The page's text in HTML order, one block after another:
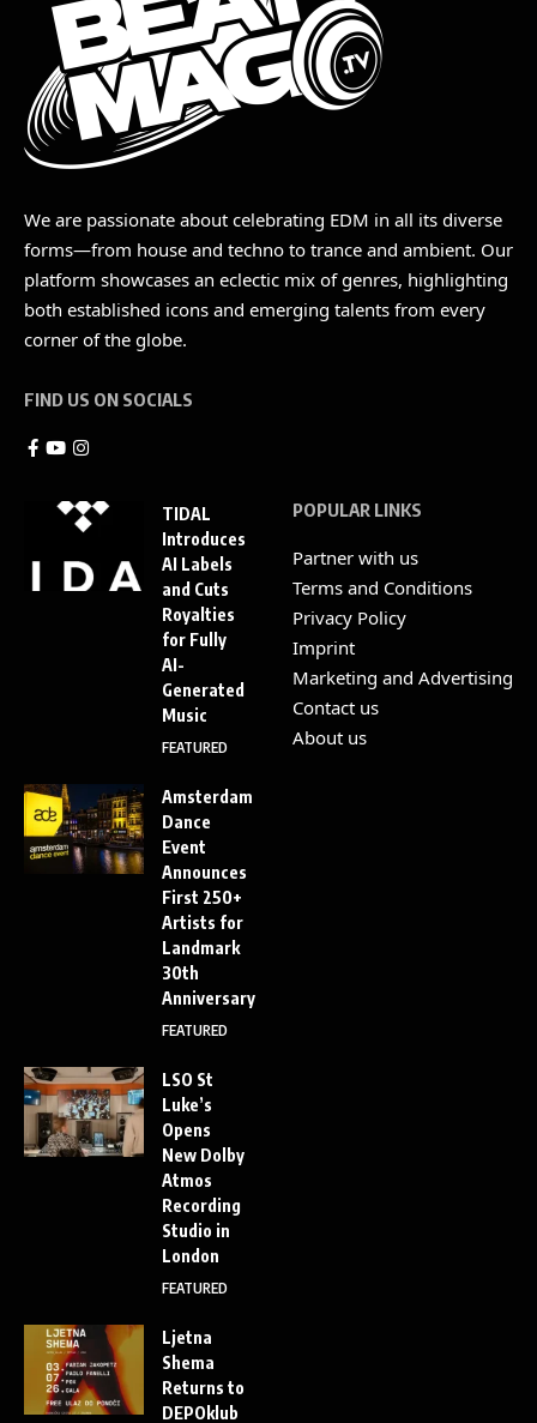
We are passionate about celebrating EDM in all its diverse
forms—from house and techno to trance and ambient. Our
platform showcases an eclectic mix of genres, highlighting
both established icons and emerging talents from every
corner of the globe.
FIND US ON SOCIALS
TIDAL
Introduces
AI Labels
and Cuts
Royalties
for Fully
AI-
Generated
Music
FEATURED
Amsterdam
Dance
Event
Announces
First 250+
Artists for
Landmark
30th
Anniversary
FEATURED
LSO St
Luke’s
Opens
New Dolby
Atmos
Recording
Studio in
London
FEATURED
Ljetna
Shema
Returns to
DEPOklub
POPULAR LINKS
Partner with us
Terms and Conditions
Privacy Policy
Imprint
Marketing and Advertising
Contact us
About us